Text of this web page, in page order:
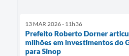
13 MAR 2026 - 11h36
Prefeito Roberto Dorner
milhões em investimentos do
para Sinop